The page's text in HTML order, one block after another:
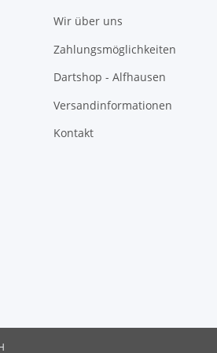
Wir über uns
Zahlungsmöglichkeiten
Dartshop - Alfhausen
Versandinformationen
Kontakt